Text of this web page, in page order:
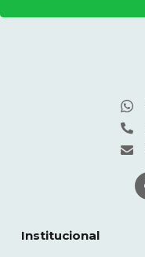
Institucional